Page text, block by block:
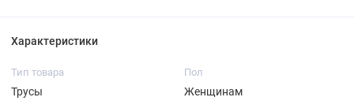
Характеристики
Тип товара
Трусы
Пол
Женщинам